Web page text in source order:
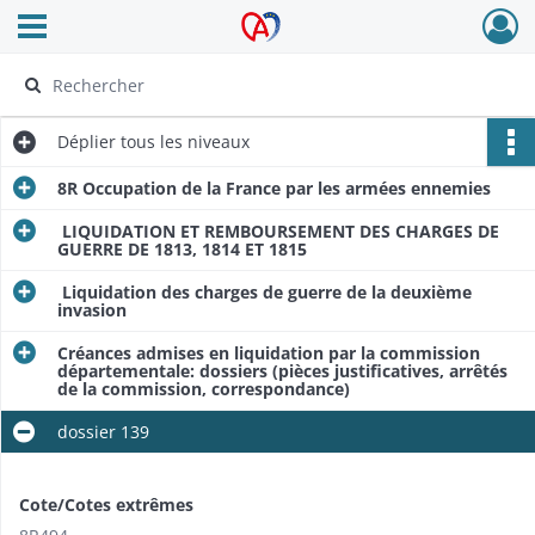
Archives Alsace - Colmar
Ouvrir le menu déroulant
Déplier tous les niveaux
8R Occupation de la France par les armées ennemies
LIQUIDATION ET REMBOURSEMENT DES CHARGES DE
GUERRE DE 1813, 1814 ET 1815
Liquidation des charges de guerre de la deuxième
invasion
Créances admises en liquidation par la commission
départementale: dossiers (pièces justificatives, arrêtés
de la commission, correspondance)
dossier 139
Cote/Cotes extrêmes